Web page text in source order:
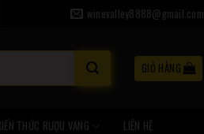
winevalley8888@gmail.com
GIỎ HÀNG
THỨC RƯỢU VANG LIÊN HỆ